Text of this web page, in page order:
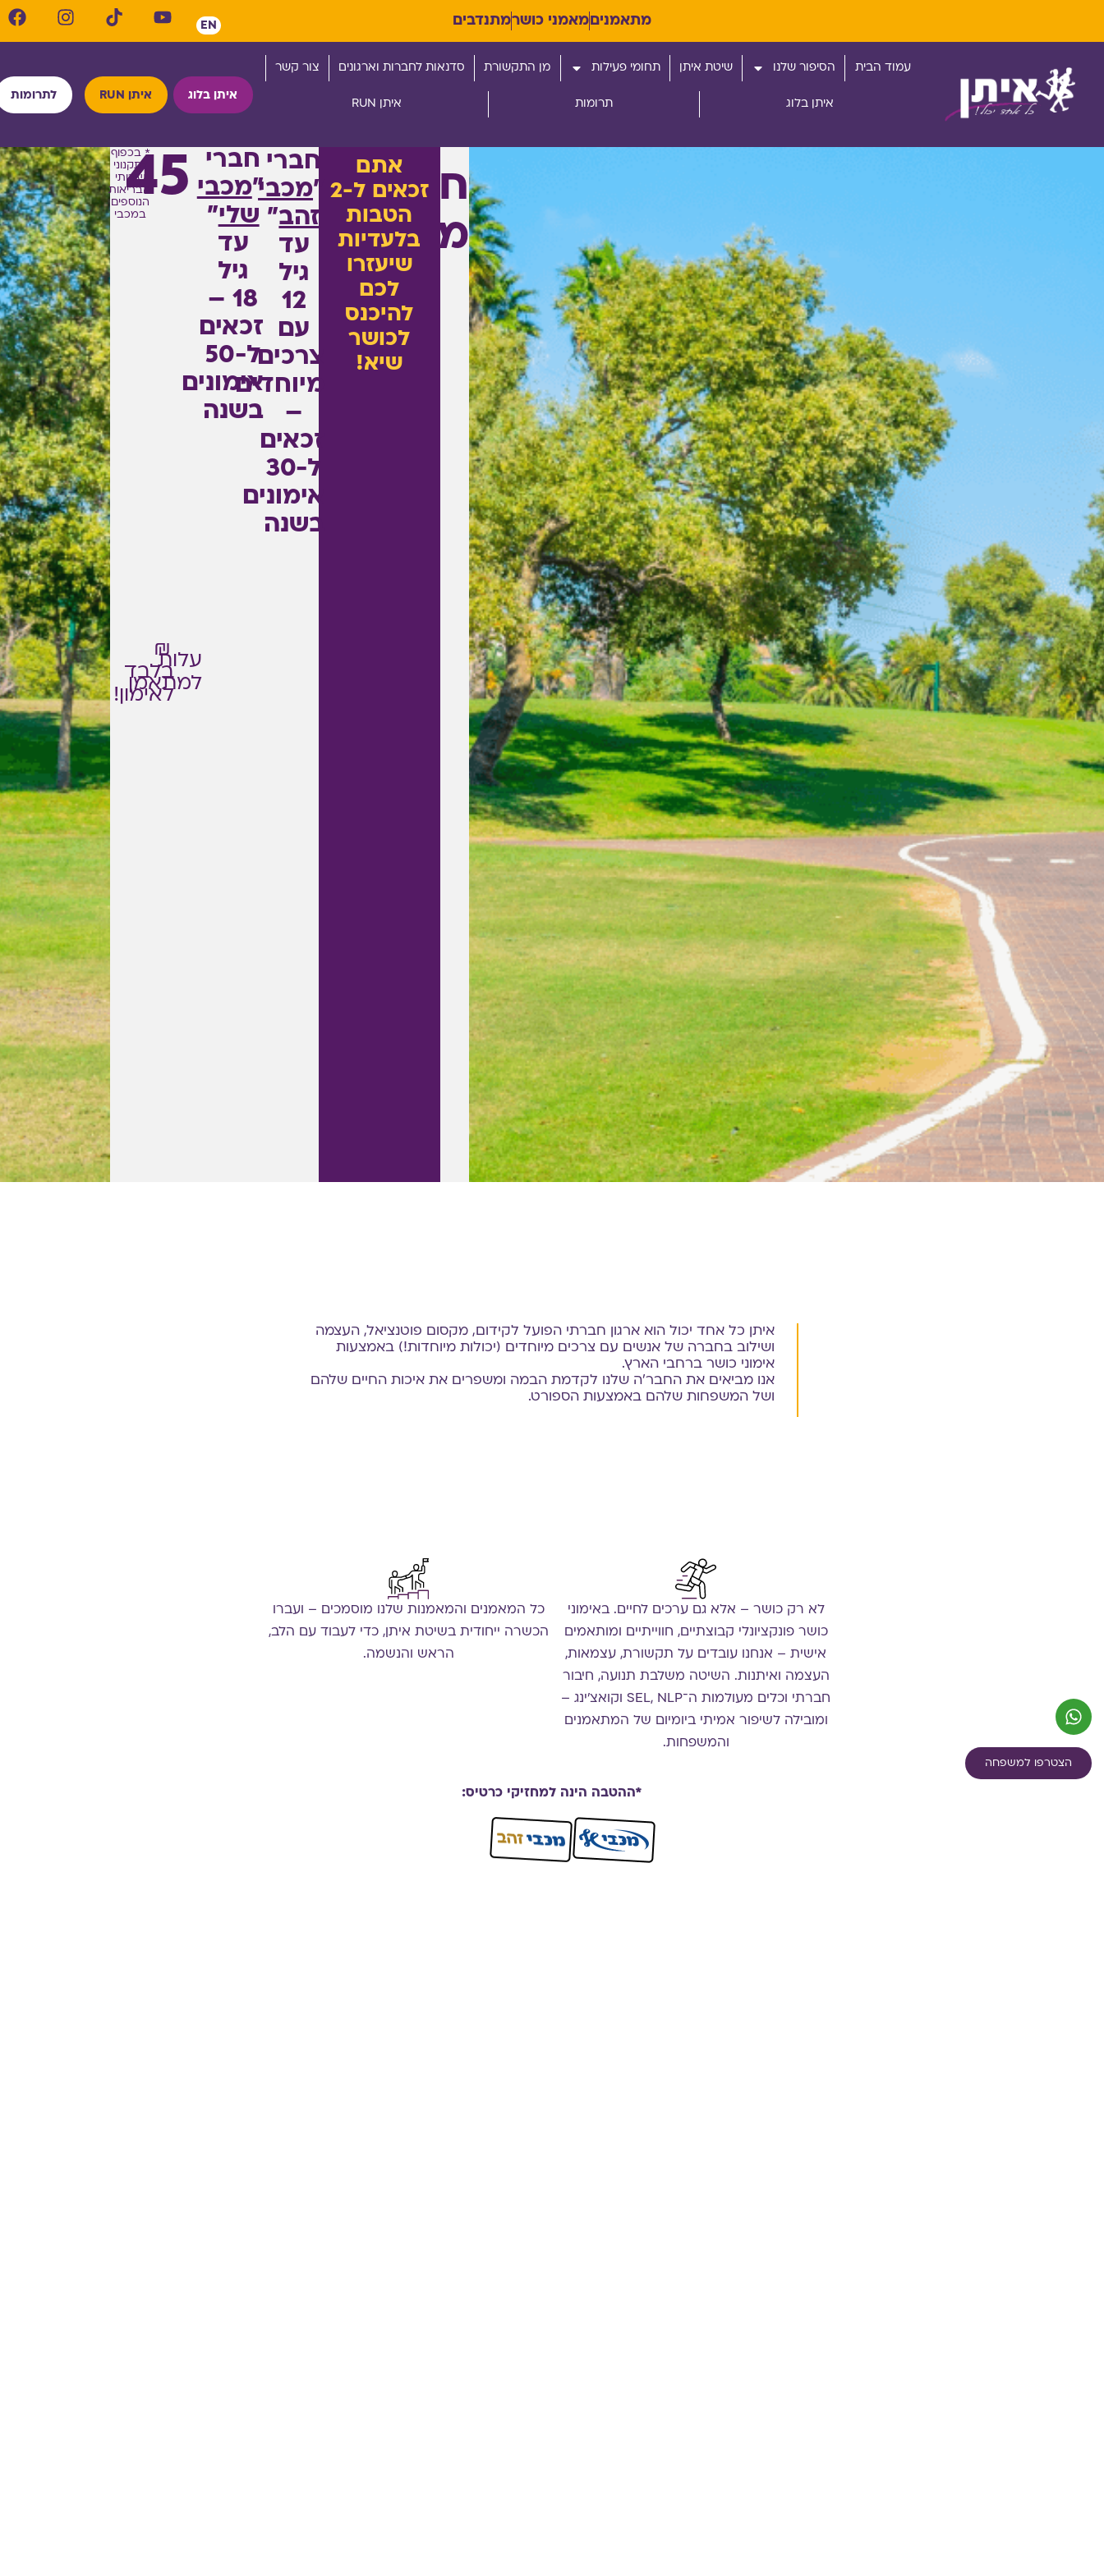
מתאמנים מאמני כושרמתנדבים EN
עמוד הבית הסיפור שלנו שיטת איתן תחומי פעילות מן התקשורת סדנאות לחברות וארגונים צור קשר
איתן בלוג תרומות איתן RUN
איתן בלוג איתן RUN לתרומות
חברי
מכבי
אתם
זכאים ל-2
הטבות
בלעדיות
שיעזרו
לכם
להיכנס
לכושר
שיא!
חברי
"מכבי
זהב"
עד
גיל
12
עם
צרכים
מיוחדים
–
זכאים
ל-30
אימונים
בשנה
חברי
"מכבי
שלי"
עד
גיל
18 –
זכאים
ל-50
אימונים
בשנה
עלות
למתאמן
45
₪
בלבד
לאימון!
* בכפוף
לתקנוני
שירותי
הבריאות
הנוספים
במכבי
איתן כל אחד יכול הוא ארגון חברתי הפועל לקידום, מקסום פוטנציאל, העצמה
ושילוב בחברה של אנשים עם צרכים מיוחדים (יכולות מיוחדות!) באמצעות
אימוני כושר ברחבי הארץ.
אנו מביאים את החבר'ה שלנו לקדמת הבמה ומשפרים את איכות החיים שלהם
ושל המשפחות שלהם באמצעות הספורט.
לא רק כושר – אלא גם ערכים לחיים. באימוני
כושר פונקציונלי קבוצתיים, חווייתיים ומותאמים
אישית – אנחנו עובדים על תקשורת, עצמאות,
העצמה ואיתנות. השיטה משלבת תנועה, חיבור
חברתי וכלים מעולמות ה־SEL, NLP וקואצ'ינג –
ומובילה לשיפור אמיתי ביומיום של המתאמנים
והמשפחות.
כל המאמנים והמאמנות שלנו מוסמכים – ועברו
הכשרה ייחודית בשיטת איתן, כדי לעבוד עם הלב,
הראש והנשמה.
*ההטבה הינה למחזיקי כרטיס:
הצטרפו למשפחה